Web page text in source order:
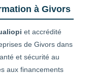
à Givors
et accrédité
de Givors dans
et sécurité au
aux financements